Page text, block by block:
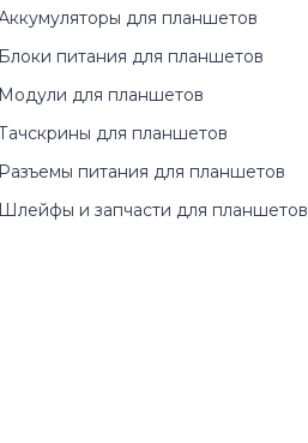
для планшетов
Блоки питания для планшетов
Модули для планшетов
для планшетов
Разъемы питания для планшетов
Шлейфы и запчасти для планшетов